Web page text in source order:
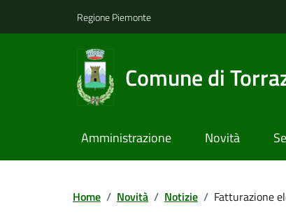
Regione Piemonte
Comune di
Amministrazione Novità
Home / Novità / Notizie / Fatturazione